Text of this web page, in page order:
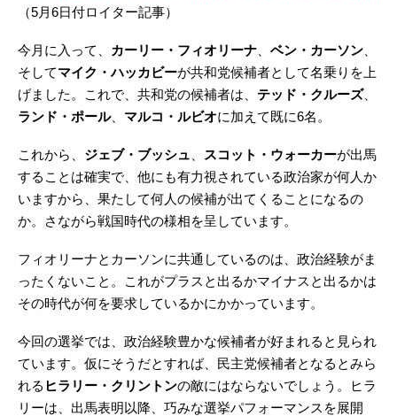
（5月6日付ロイター記事）
今月に入って、 カーリー・フィオリーナ ベン・カーソン
そしてマイク・ハッカビーが共和党候補者として名乗りを上
げました。これで、共和党の候補者は、 テッド・クルーズ、
ランド・ポール、 マルコ・ルビオに加えて既に6名。
これから、 ジェブ・ブッシュ スコット・ウォーカーが出馬
することは確実で、他にも有力視されている政治家が何人か
いますから、果たして何人の候補が出てくることになるの
か。さながら戦国時代の様相を呈しています。
フィオリーナとカーソンに共通しているのは、政治経験がま
ったくないこと。これがプラスと出るかマイナスと出るかは
その時代が何を要求しているかにかかっています。
今回の選挙では、政治経験豊かな候補者が好まれると見られ
ています。仮にそうだとすれば、民主党候補者となるとみら
れる ヒラリー・クリントンの敵にはならないでしょう。ヒラ
リーは、出馬表明以降、巧みな選挙パフォーマンスを展開